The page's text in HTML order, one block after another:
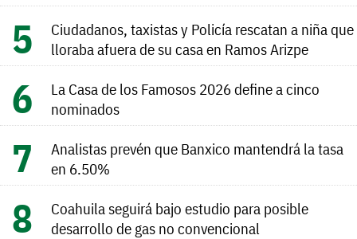
Ciudadanos, taxistas y Policía rescatan a niña que
lloraba afuera de su casa en Ramos Arizpe
La Casa de los Famosos 2026 define a cinco
nominados
Analistas prevén que Banxico mantendrá la tasa
en 6.50%
Coahuila seguirá bajo estudio para posible
desarrollo de gas no convencional